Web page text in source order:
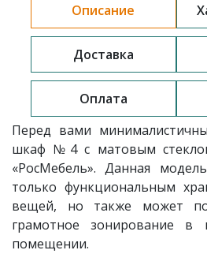
Описание
Доставка
Оплата
Перед вами
шкаф №4 с матовым
«РосМебель». Данная
только функциональным
вещей, но также может
грамотное зонирование
помещении.